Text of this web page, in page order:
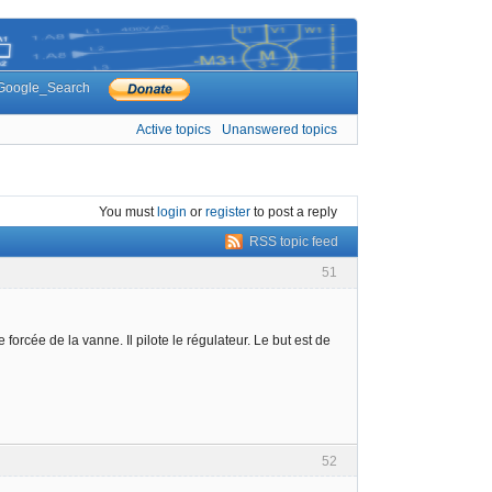
Active topics Unanswered topics
You mustlogin or register to post a reply
RSS topic feed
51
de la vanne. Il pilote le régulateur. Le but est de
52